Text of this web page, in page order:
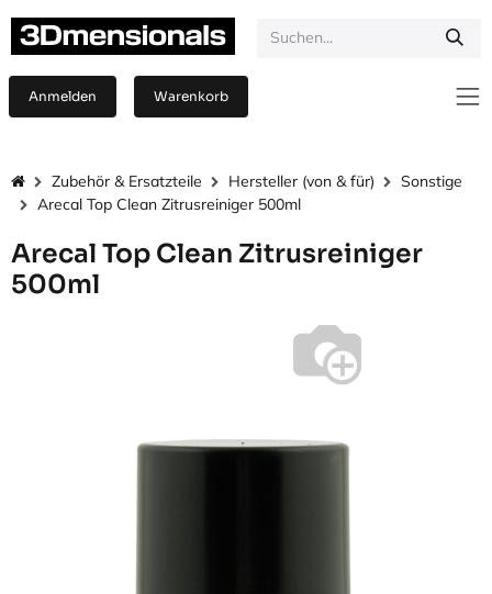
Anmelden Warenkorb
Zubehör & Ersatzteile Hersteller (von & für)
Sonstige
Arecal Top Clean Zitrusreiniger 500ml
Arecal Top Clean Zitrusreiniger
500ml